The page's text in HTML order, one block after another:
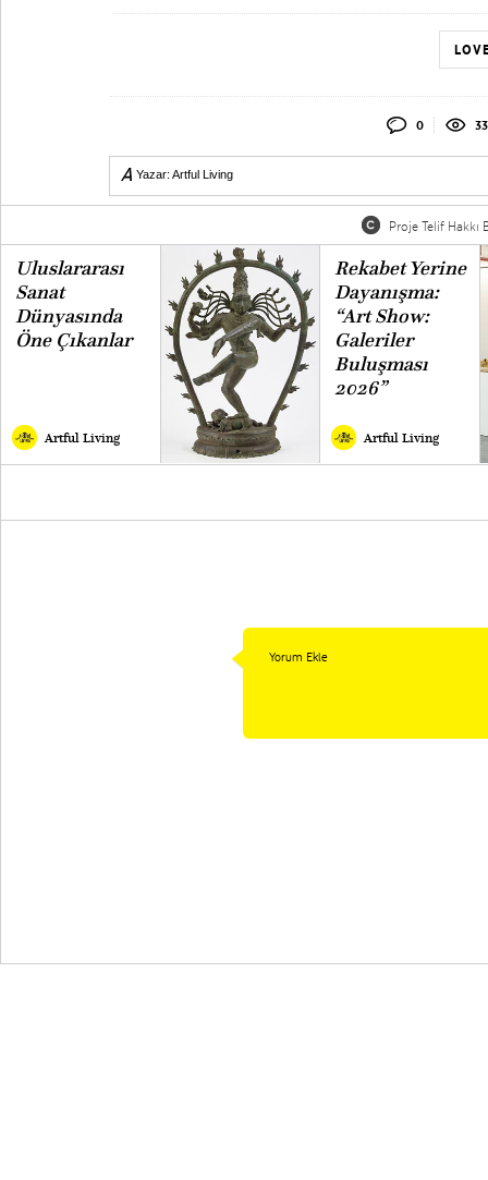
0
Yazar: Artful Living
Proje Telif Hakkı
Uluslararası
Sanat
Dünyasında
Öne Çıkanlar
Artful Living
Rekabet Yerine
Dayanışma:
“Art Show:
Galeriler
Buluşması
2026”
Artful Living